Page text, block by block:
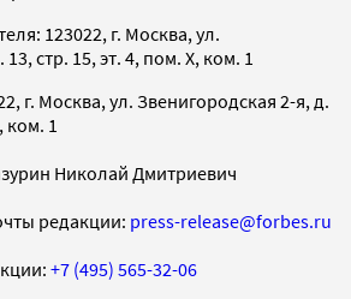
123022, г. Москва, ул.
стр. 15, эт. 4, пом. X, ком. 1
г. Москва, ул. Звенигородская 2-я, д.
ком. 1
Николай Дмитриевич
редакции: press-release@forbes.ru
+7 (495) 565-32-06